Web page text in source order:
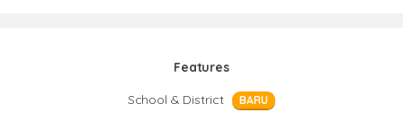
Features
School & District
BARU